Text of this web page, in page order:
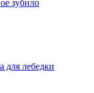
зубило
для лебедки